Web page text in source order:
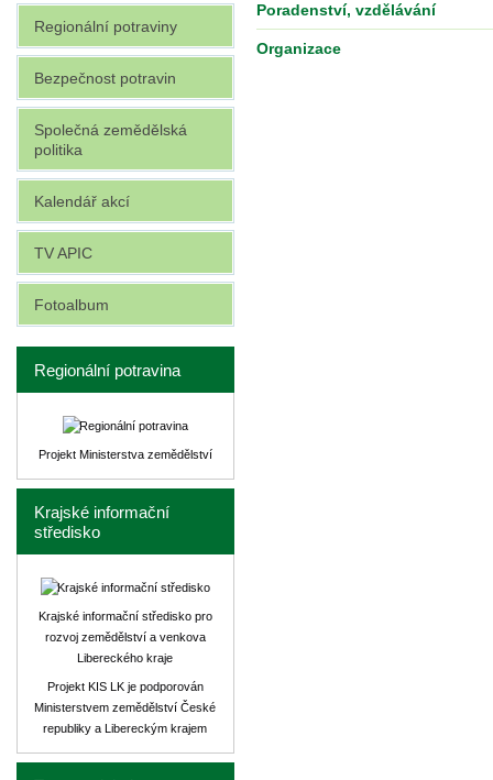
Poradenství, vzdělávání
Organizace
Regionální potraviny
Bezpečnost potravin
Společná zemědělská
politika
Kalendář akcí
TV APIC
Fotoalbum
Regionální potravina
Projekt Ministerstva zemědělství
Krajské informační
středisko
Krajské informační středisko pro
rozvoj zemědělství a venkova
Libereckého kraje
Projekt KIS LK je podporován
Ministerstvem zemědělství České
republiky a Libereckým krajem